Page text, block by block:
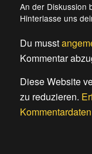
An der Diskussion
Hinterlasse uns
Du musst
Kommentar
Diese Website
zu reduzieren.